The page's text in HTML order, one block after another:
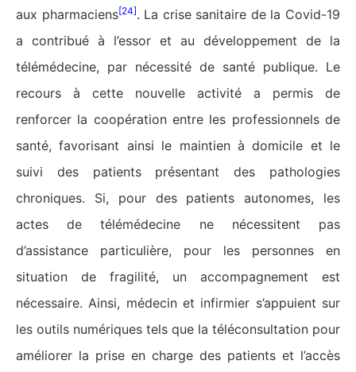
aux pharmaciens[24]. La crise sanitaire de la Covid-19
a contribué à l’essor et au développement de la
télémédecine, par nécessité de santé publique. Le
recours à cette nouvelle activité a permis de
renforcer la coopération entre les professionnels de
santé, favorisant ainsi le maintien à domicile et le
suivi des patients présentant des pathologies
chroniques. Si, pour des patients autonomes, les
actes de télémédecine ne nécessitent pas
d’assistance particulière, pour les personnes en
situation de fragilité, un accompagnement est
nécessaire. Ainsi, médecin et infirmier s’appuient sur
les outils numériques tels que la téléconsultation pour
améliorer la prise en charge des patients et l’accès